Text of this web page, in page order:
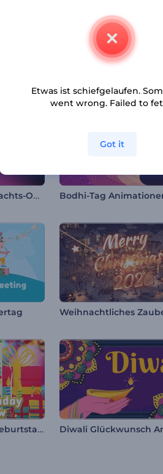
Dynamischer Weihnachts-Opener Bodhi-Tag
Weihnachtliches
Glückwunsch zum Geburtstag Diashow
Etwas ist schiefgelaufen.
went wrong. Failed to
Got it